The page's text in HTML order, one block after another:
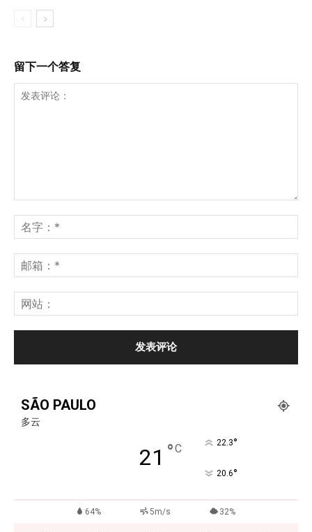
留下一个答复
SÃO PAULO
多云
21 °C 22.3°
20.6°
64% 5m/s 32%